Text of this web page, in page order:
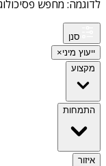
לדוגמה: מחפש
סנן
ייעוץ מיני×
מקצוע
התמחות
איזור